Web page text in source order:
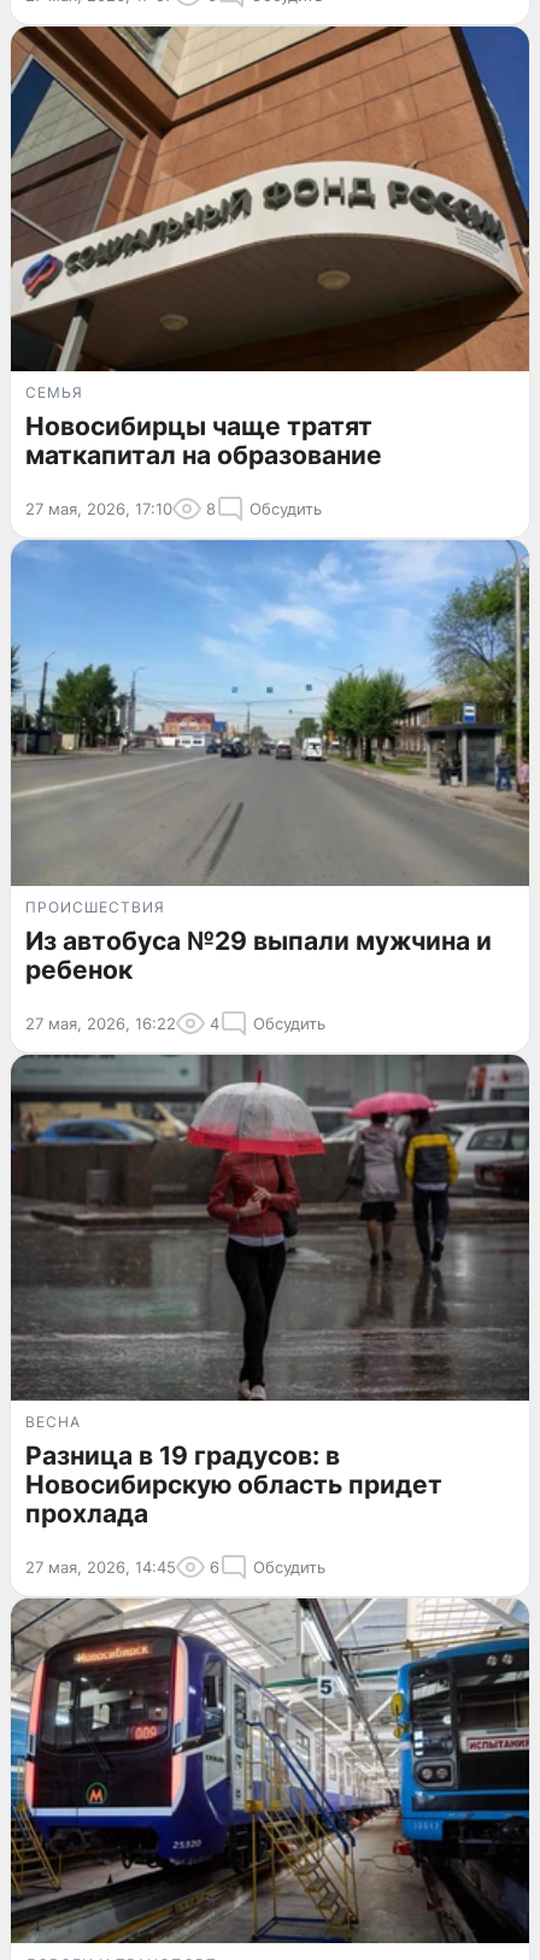
СЕМЬЯ
Новосибирцы чаще тратят
маткапитал на образование
27 мая, 2026, 17:10 8 Обсудить
ПРОИСШЕСТВИЯ
Из автобуса №29 выпали мужчина и
ребенок
27 мая, 2026, 16:22 4 Обсудить
ВЕСНА
Разница в 19 градусов: в
Новосибирскую область придет
прохлада
27 мая, 2026, 14:45 6 Обсудить